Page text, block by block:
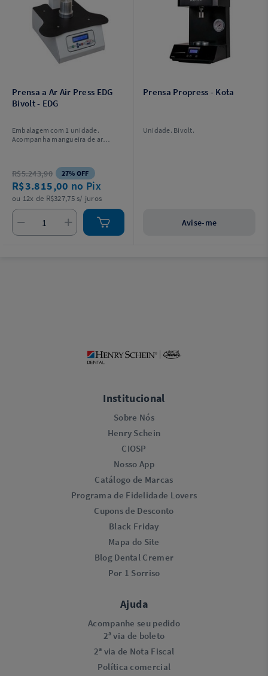
Prensa a Ar Air Press EDG
Bivolt - EDG
Embalagem com 1 unidade.
Acompanha mangueira de ar
R$5.243,90 27% OFF
R$3.815,00 no Pix
ou 12x de R$327,75 s/ juros
Prensa Propress - Kota
Unidade. Bivolt.
Avise-me
Institucional
Sobre Nós
Henry Schein
CIOSP
Nosso App
Catálogo de Marcas
Programa de Fidelidade Lovers​
Cupons de Desconto
Black Friday
Mapa do Site
Blog Dental Cremer
Por 1 Sorriso
Ajuda
Acompanhe seu pedido
2ª via de boleto
2ª via de Nota Fiscal
Política comercial